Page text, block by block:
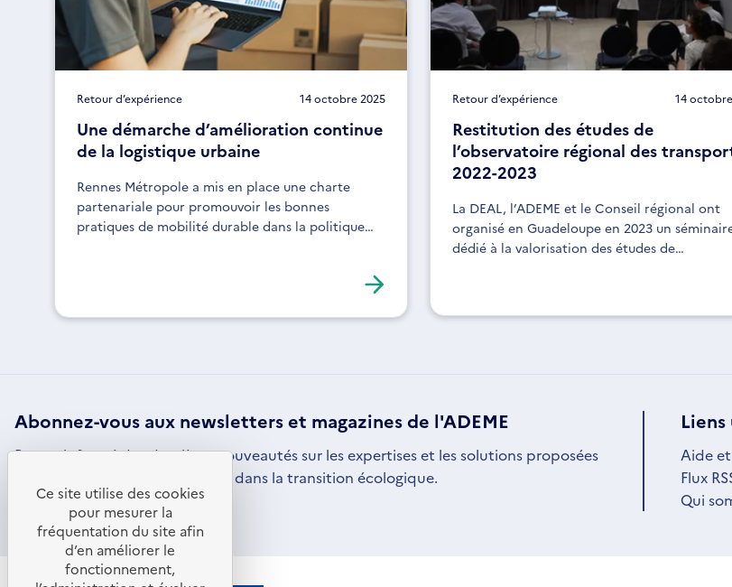
Retour d’expérience 14 octobre 2025
Une démarche d’amélioration continue
de la logistique urbaine
Rennes Métropole a mis en place une charte
partenariale pour promouvoir les bonnes
pratiques de mobilité durable dans la politique
Retour d’expérience 14
Restitution des études de
l’observatoire régional des
2022-2023
La DEAL, l’ADEME et le Conseil régional ont
organisé en Guadeloupe en 2023 un
dédié à la valorisation des études de
Abonnez-vous aux newsletterset magazines de l'ADEME
Restez informé des dernières nouveautés sur les expertises et les solutions proposées
par l'ADEME pour vous engager dans la transition écologique.
S'ABONNER
S'OUVRE
DANS
UNE
NOUVELLE
FENÊTRE
Aide
Flux
Qui
Ce site utilise des cookies
pour mesurer la
fréquentation du site afin
d’en améliorer le
fonctionnement,